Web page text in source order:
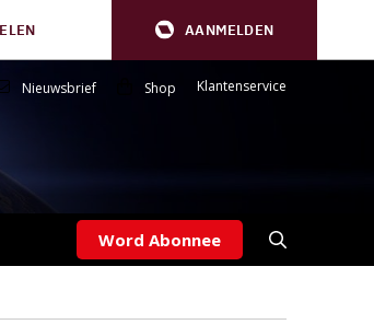
AANMELDEN
Nieuwsbrief Shop Klantenservice
Word Abonnee